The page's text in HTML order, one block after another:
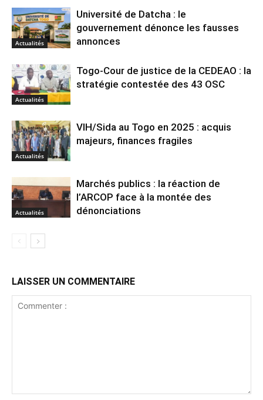
Actualités
Université de Datcha : le
gouvernement dénonce les fausses
annonces
Actualités
Togo-Cour de justice de la CEDEAO : la
stratégie contestée des 43 OSC
Actualités
VIH/Sida au Togo en 2025 : acquis
majeurs, finances fragiles
Actualités
Marchés publics : la réaction de
l’ARCOP face à la montée des
dénonciations
LAISSER UN COMMENTAIRE